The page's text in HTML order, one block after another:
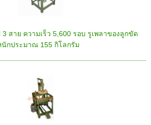
3 สาย ความเร็ว 5,600 รอบ รูเพลาของลูกขัด
นักประมาณ 155 กิโลกรัม